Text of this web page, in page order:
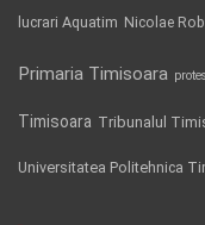
lucrari Aquatim Nicolae
Primaria Timisoara
Timisoara Tribunalul
Universitatea Politehnica